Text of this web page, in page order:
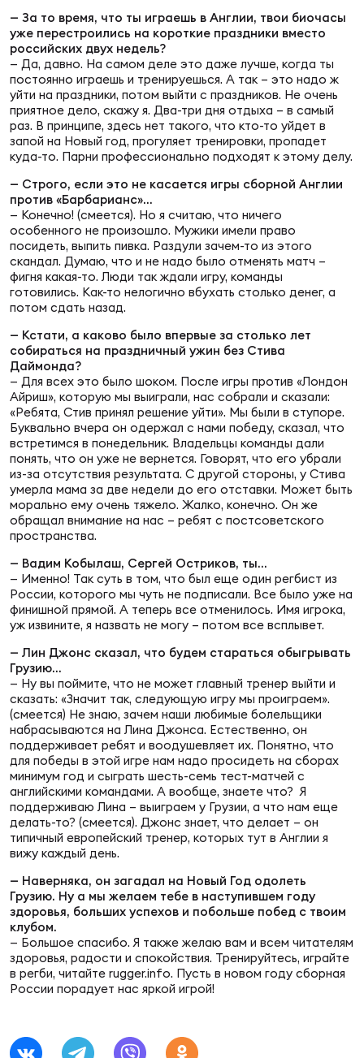
— За то время, что ты играешь в Англии, твои биочасы
уже перестроились на короткие праздники вместо
российских двух недель?
— Да, давно. На самом деле это даже лучше, когда ты
постоянно играешь и тренируешься. А так – это надо ж
уйти на праздники, потом выйти с праздников. Не очень
приятное дело, скажу я. Два-три дня отдыха – в самый
раз. В принципе, здесь нет такого, что кто-то уйдет в
запой на Новый год, прогуляет тренировки, пропадет
куда-то. Парни профессионально подходят к этому делу.
— Строго, если это не касается игры сборной Англии
против «Барбарианс»…
— Конечно! (смеется). Но я считаю, что ничего
особенного не произошло. Мужики имели право
посидеть, выпить пивка. Раздули зачем-то из этого
скандал. Думаю, что и не надо было отменять матч –
фигня какая-то. Люди так ждали игру, команды
готовились. Как-то нелогично вбухать столько денег, а
потом сдать назад.
— Кстати, а каково было впервые за столько лет
собираться на праздничный ужин без Стива
Даймонда?
— Для всех это было шоком. После игры против «Лондон
Айриш», которую мы выиграли, нас собрали и сказали:
«Ребята, Стив принял решение уйти». Мы были в ступоре.
Буквально вчера он одержал с нами победу, сказал, что
встретимся в понедельник. Владельцы команды дали
понять, что он уже не вернется. Говорят, что его убрали
из-за отсутствия результата. С другой стороны, у Стива
умерла мама за две недели до его отставки. Может быть
морально ему очень тяжело. Жалко, конечно. Он же
обращал внимание на нас – ребят с постсоветского
пространства.
— Вадим Кобылаш, Сергей Остриков, ты…
— Именно! Так суть в том, что был еще один регбист из
России, которого мы чуть не подписали. Все было уже на
финишной прямой. А теперь все отменилось. Имя игрока,
уж извините, я назвать не могу – потом все всплывет.
— Лин Джонс сказал, что будем стараться обыгрывать
Грузию…
— Ну вы поймите, что не может главный тренер выйти и
сказать: «Значит так, следующую игру мы проиграем».
(смеется) Не знаю, зачем наши любимые болельщики
набрасываются на Лина Джонса. Естественно, он
поддерживает ребят и воодушевляет их. Понятно, что
для победы в этой игре нам надо просидеть на сборах
минимум год и сыграть шесть-семь тест-матчей с
английскими командами. А вообще, знаете что? Я
поддерживаю Лина – выиграем у Грузии, а что нам еще
делать-то? (смеется). Джонс знает, что делает – он
типичный европейский тренер, которых тут в Англии я
вижу каждый день.
— Наверняка, он загадал на Новый Год одолеть
Грузию. Ну а мы желаем тебе в наступившем году
здоровья, больших успехов и побольше побед с твоим
клубом.
— Большое спасибо. Я также желаю вам и всем читателям
здоровья, радости и спокойствия. Тренируйтесь, играйте
в регби, читайте rugger.info. Пусть в новом году сборная
России порадует нас яркой игрой!